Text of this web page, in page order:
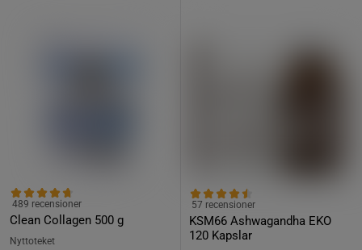
Clean Collagen 500 g
489 recensioner
Nyttoteket
KSM66 Ashwagandha EKO
120 Kapslar
57 recensioner